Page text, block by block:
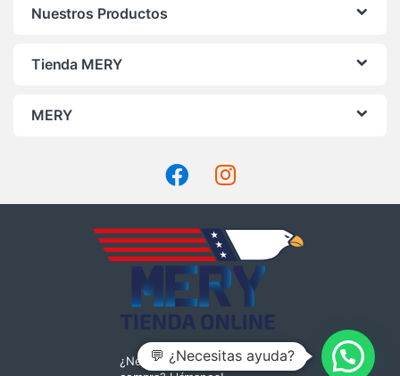
Nuestros Productos
Tienda MERY
MERY
¿Necesitas ayuda con tu
💬 ¿Necesitas ayuda?